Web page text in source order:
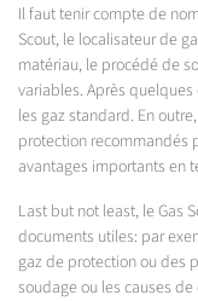
Il faut tenir compte de
Scout, le localisateur de
matériau, le procédé de
variables. Après
les gaz standard. En
protection recommandés
avantages importants en
Last but not least, le Gas
documents utiles: par
gaz de protection ou des
soudage ou les causes